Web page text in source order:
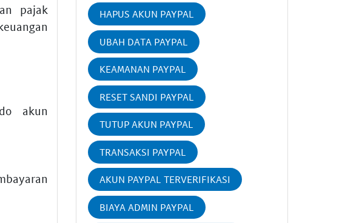
pajak
akun
HAPUS AKUN PAYPAL
UBAH DATA PAYPAL
KEAMANAN PAYPAL
RESET SANDI PAYPAL
TUTUP AKUN PAYPAL
TRANSAKSI PAYPAL
AKUN PAYPAL TERVERIFIKASI
BIAYA ADMIN PAYPAL